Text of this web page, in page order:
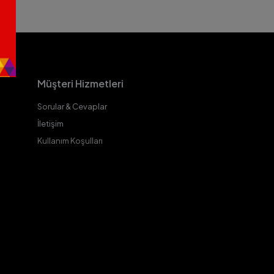
Müşteri Hizmetleri
Sorular & Cevaplar
İletişim
Kullanım Koşulları